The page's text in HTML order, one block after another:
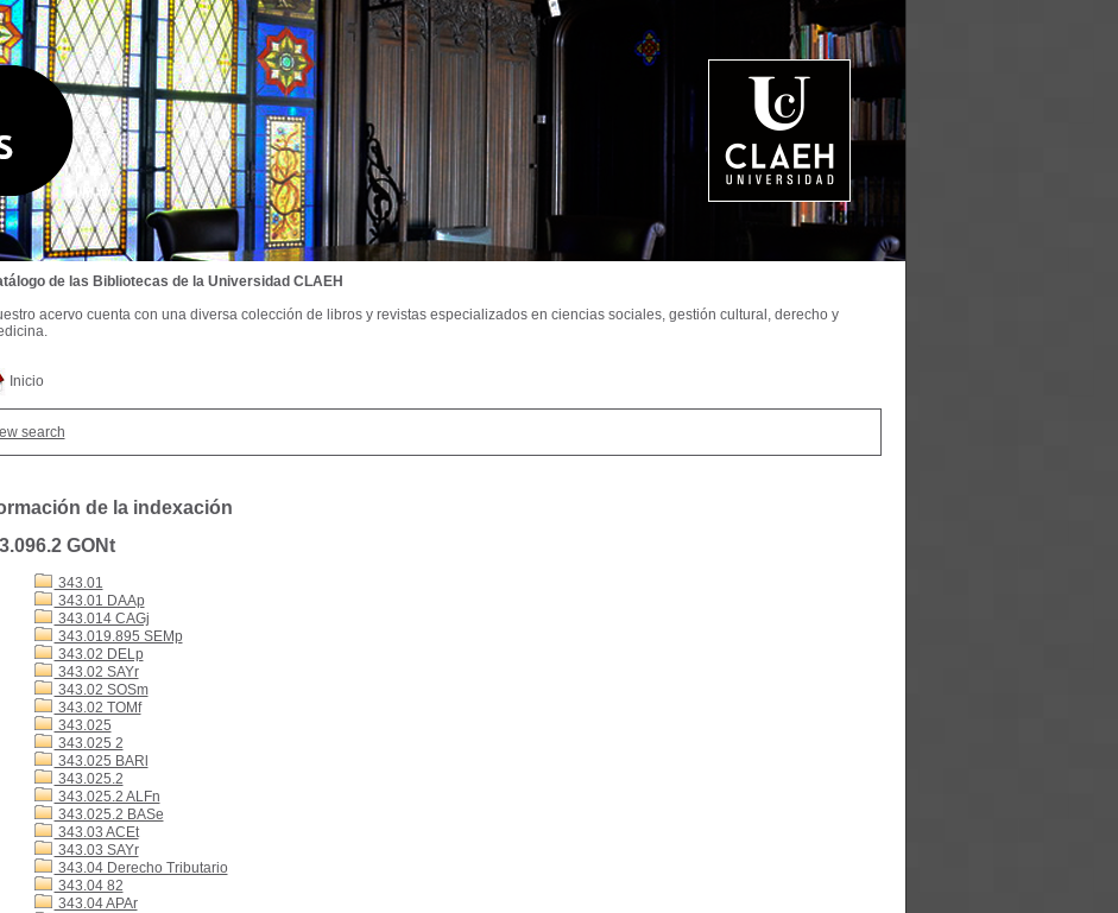
Inicio
search
de la indexación
GONt
343.01
343.01 DAAp
343.014 CAGj
343.019.895 SEMp
343.02 DELp
343.02 SAYr
343.02 SOSm
343.02 TOMf
343.025
343.025 2
343.025 BARl
343.025.2
343.025.2 ALFn
343.025.2 BASe
343.03 ACEt
343.03 SAYr
343.04 Derecho Tributario
343.04 82
343.04 APAr
de las Bibliotecas de la Universidad CLAEH
acervo cuenta con una diversa colección de libros y revistas especializados en ciencias sociales, gestión cultural, derecho y